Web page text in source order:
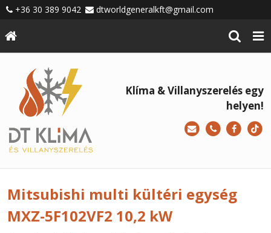
+36 30 389 9042 dtworldgeneralkft@gmail.com
Klíma & Villanyszerelés egy
helyen!
Mitsubishi multi kültéri egység
MXZ-5F102VF2 10,2 kW